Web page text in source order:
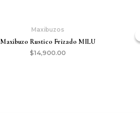
Maxibuzos
Maxibuzo Rustico Frizado MILU
$14,900.00